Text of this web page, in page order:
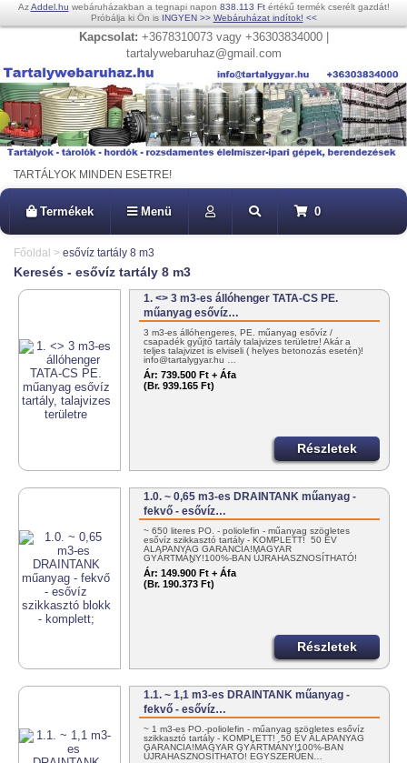
AzAddel.hu webáruházakban a tegnapi napon 838.113 Ftértékű termék cserélt gazdát!
Próbálja ki Ön is INGYEN >> Webáruházat indítok! <<
Kapcsolat: +3678310073 vagy +36303834000 |
tartalywebaruhaz@gmail.com
TARTÁLYOK MINDEN ESETRE!
Termékek Menü 0
Főoldal > esővíz tartály 8 m3
Keresés - esővíz tartály 8 m3
1. <> 3 m3-es állóhenger TATA-CS PE.
műanyag esővíz…
3 m3-es állóhengeres, PE. műanyag esővíz /
csapadék gyűjtő tartály talajvizes területre! Akár a
teljes talajvizet is elviseli ( helyes betonozás esetén)!
info@tartalygyar.hu …
Ár: 739.500 Ft + Áfa
(Br. 939.165 Ft)
Részletek
1.0. ~ 0,65 m3-es DRAINTANK műanyag -
fekvő - esővíz…
~ 650 literes PO. - poliolefin - műanyag szögletes
esővíz szikkasztó tartály - KOMPLETT! 50 ÉV
ALAPANYAG GARANCIA!MAGYAR
GYÁRTMÁNY!100%-BAN ÚJRAHASZNOSÍTHATÓ!
EGYSZERŰEN…
Ár: 149.900 Ft + Áfa
(Br. 190.373 Ft)
Részletek
1.1. ~ 1,1 m3-es DRAINTANK műanyag -
fekvő - esővíz…
~ 1 m3-es PO.-poliolefin - műanyag szögletes esővíz
szikkasztó tartály - KOMPLETT! 50 ÉV ALAPANYAG
GARANCIA!MAGYAR GYÁRTMÁNY!100%-BAN
ÚJRAHASZNOSÍTHATÓ! EGYSZERŰEN…